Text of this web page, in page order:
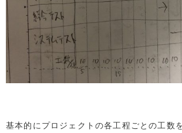
基本的にプロジェクトの各工程ごとの工数